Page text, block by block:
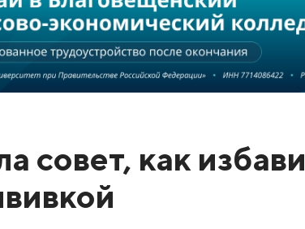
совет, как